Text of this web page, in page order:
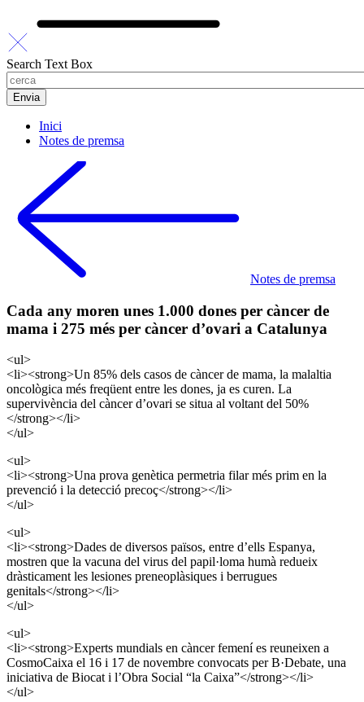
Search Text Box
Inici
Notes de premsa
Notes de premsa
Cada any moren unes 1.000 dones per càncer de
mama i 275 més per càncer d’ovari a Catalunya
<ul>
<li><strong>Un 85% dels casos de càncer de mama, la malaltia
oncològica més freqüent entre les dones, ja es curen. La
supervivència del càncer d’ovari se situa al voltant del 50%
</strong></li>
</ul>
<ul>
<li><strong>Una prova genètica permetria filar més prim en la
prevenció i la detecció precoç</strong></li>
</ul>
<ul>
<li><strong>Dades de diversos països, entre d’ells Espanya,
mostren que la vacuna del virus del papil·loma humà redueix
dràsticament les lesiones preneoplàsiques i berrugues
genitals</strong></li>
</ul>
<ul>
<li><strong>Experts mundials en càncer femení es reuneixen a
CosmoCaixa el 16 i 17 de novembre convocats per B·Debate, una
iniciativa de Biocat i l’Obra Social “la Caixa”</strong></li>
</ul>